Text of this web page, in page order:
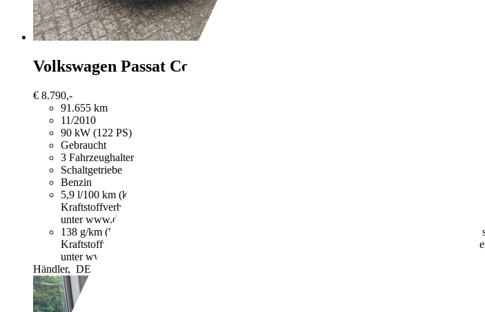
Volkswagen Passat Comfortline BlueMotion -Dach, Navi,
€ 8.790,-
91.655 km
11/2010
90 kW (122 PS)
Gebraucht
3 Fahrzeughalter
Schaltgetriebe
Benzin
5,9 l/100 km (komb.)
Weitere Informationen zum offiziellen Kraftstoffverbrauch und den
Kraftstoffverbrauch, die CO2-Emissionen und den Stromverbrauch neuer
unter www.dat.de unentgeltlich erhältlich ist.
138 g/km (komb.)
Weitere Informationen zum offiziellen Kraftstoffverbrauch und den
Kraftstoffverbrauch, die CO2-Emissionen und den Stromverbrauch neuer
unter www.dat.de unentgeltlich erhältlich ist.
Händler, DE-17438 Wolgast